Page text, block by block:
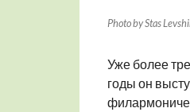
Photo by Stas
Уже более
годы он